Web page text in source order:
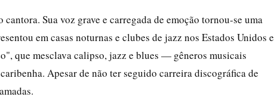
Sua voz grave e carregada de emoção tornou-se uma
em casas noturnas e clubes de jazz nos Estados Unidos e
que mesclava calipso, jazz e blues — gêneros musicais
Apesar de não ter seguido carreira discográfica de